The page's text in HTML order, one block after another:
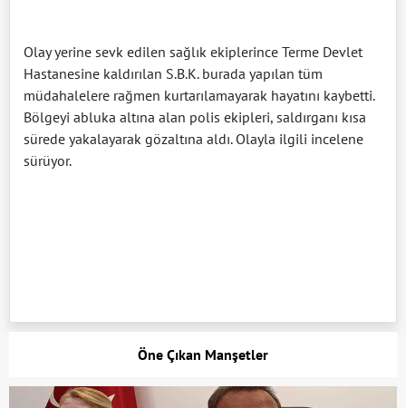
Olay yerine sevk edilen sağlık ekiplerince Terme Devlet
Hastanesine kaldırılan S.B.K. burada yapılan tüm
müdahalelere rağmen kurtarılamayarak hayatını kaybetti.
Bölgeyi abluka altına alan polis ekipleri, saldırganı kısa
sürede yakalayarak gözaltına aldı. Olayla ilgili incelene
sürüyor.
Öne Çıkan Manşetler